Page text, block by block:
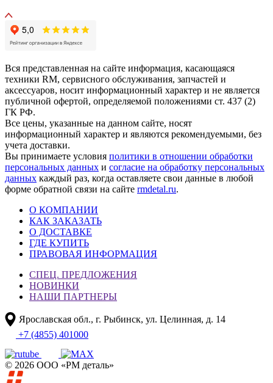
Вся представленная на сайте информация, касающаяся
техники RM, сервисного обслуживания, запчастей и
аксессуаров, носит информационный характер и не является
публичной офертой, определяемой положениями ст. 437 (2)
ГК РФ.
Все цены, указанные на данном сайте, носят
информационный характер и являются рекомендуемыми, без
учета доставки.
Вы принимаете условия политики в отношении обработки
персональных данных и согласие на обработку персональных
данных каждый раз, когда оставляете свои данные в любой
форме обратной связи на сайте rmdetal.ru.
О КОМПАНИИ
КАК ЗАКАЗАТЬ
О ДОСТАВКЕ
ГДЕ КУПИТЬ
ПРАВОВАЯ ИНФОРМАЦИЯ
СПЕЦ. ПРЕДЛОЖЕНИЯ
НОВИНКИ
НАШИ ПАРТНЕРЫ
Ярославская обл., г. Рыбинск, ул. Целинная, д. 14
+7 (4855) 401000
© 2026 ООО «РМ деталь»